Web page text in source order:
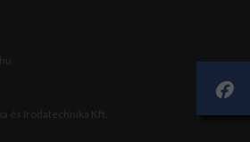
és Irodatechnika Kft.